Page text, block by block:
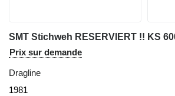
Prix sur demande
Dragline
1981